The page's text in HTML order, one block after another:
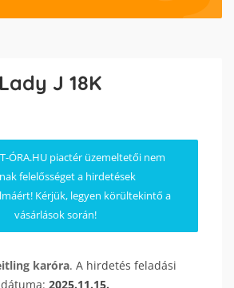
J 18K
ÓRA.HU piactér üzemeltetői nem
felelősséget a hirdetések
Kérjük, legyen körültekintő a
vásárlások során!
karóra. A hirdetés feladási
dátuma: 2025.11.15.